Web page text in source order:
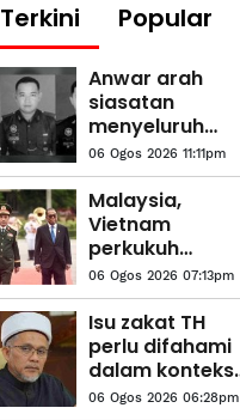
Terkini Popular
Anwar arah
siasatan
menyeluruh
kejadian
anggota polis
maut di
Beaufort
06 Ogos 2026 11:11pm
Malaysia,
Vietnam
perkukuh
kerjasama
pertahanan -
Mohamed
Khaled
06 Ogos 2026 07:13pm
Isu zakat TH
perlu difahami
dalam konteks
syariah - Mufti
06 Ogos 2026 06:28pm